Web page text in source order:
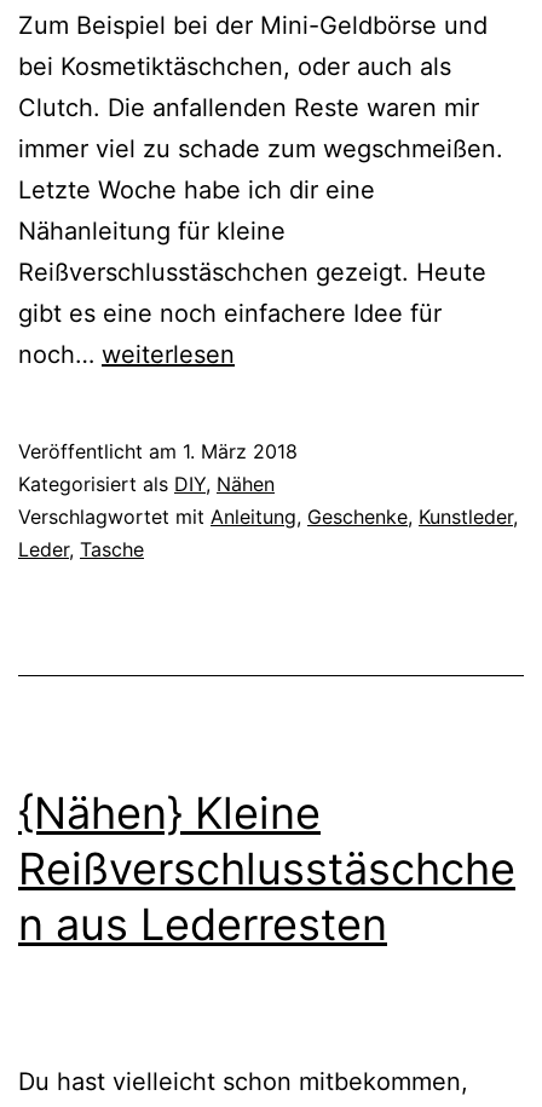
Zum Beispiel bei der Mini-Geldbörse und
bei Kosmetiktäschchen, oder auch als
Clutch. Die anfallenden Reste waren mir
immer viel zu schade zum wegschmeißen.
Letzte Woche habe ich dir eine
Nähanleitung für kleine
Reißverschlusstäschchen gezeigt. Heute
gibt es eine noch einfachere Idee für
noch… {Nähen}
Täschchen
aus
Lederresten
nur
weiterlesen
Veröffentlicht am 1. März 2018
Kategorisiert als DIY, Nähen
Verschlagwortet mit Anleitung, Geschenke, Kunstleder,
Leder, Tasche
{Nähen} Kleine
Reißverschlusstäschche
n aus Lederresten
Du hast vielleicht schon mitbekommen,